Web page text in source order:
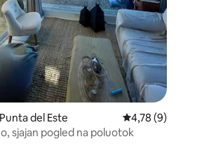
5, recenzija: 96
del Este Prosječna ocjena:
4,78 (9)
sjajan pogled na poluotok